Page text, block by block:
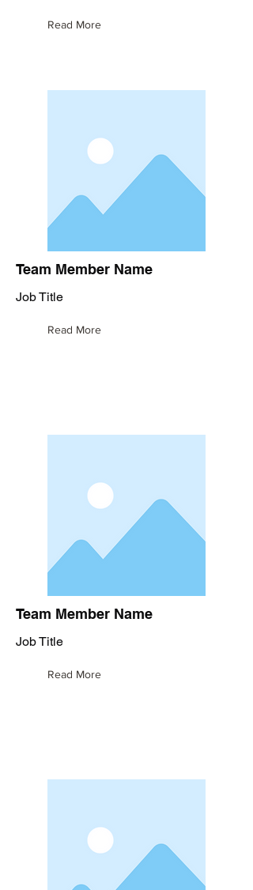
Read More
Team Member Name
Job Title
Read More
Team Member Name
Job Title
Read More